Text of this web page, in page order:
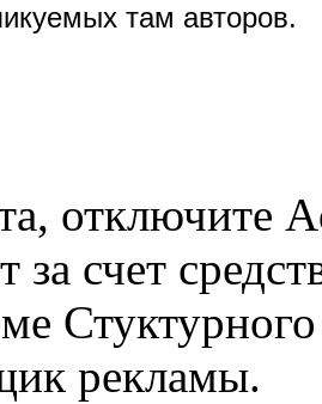
там авторов.
отключите
за счет
рекламы.